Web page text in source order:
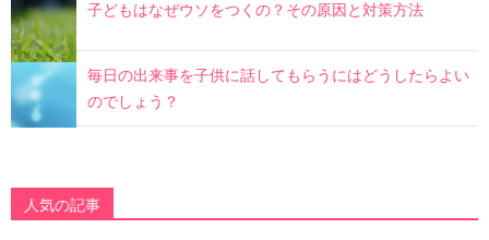
子どもはなぜウソをつくの？その原因と対策方法
毎日の出来事を子供に話してもらうにはどうしたらよい
のでしょう？
人気の記事